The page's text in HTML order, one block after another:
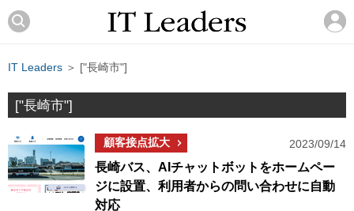
IT Leaders ＞ ["長崎市"]
["長崎市"]
顧客接点拡大 2023/09/14
長崎バス、AIチャットボットをホームペー
ジに設置、利用者からの問い合わせに自動
対応